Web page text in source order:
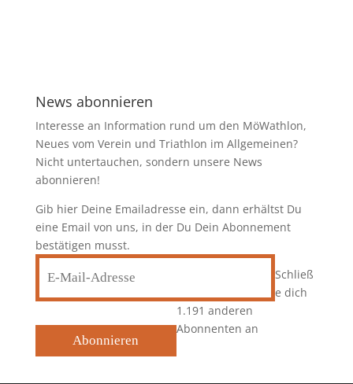
News abonnieren
Interesse an Information rund um den MöWathlon,
Neues vom Verein und Triathlon im Allgemeinen?
Nicht untertauchen, sondern unsere News
abonnieren!
Gib hier Deine Emailadresse ein, dann erhältst Du
eine Email von uns, in der Du Dein Abonnement
bestätigen musst.
E-
Mail-
Adresse
Abonnieren
Schließ
e dich
1.191 anderen
Abonnenten an